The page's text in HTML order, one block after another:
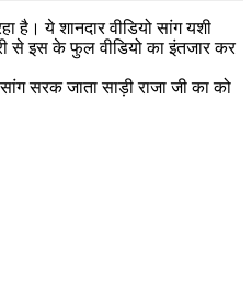
है। ये शानदार वीडियो सांग यशी
से इस के फुल वीडियो का इंतजार कर
सरक जाता साड़ी राजा जी का को